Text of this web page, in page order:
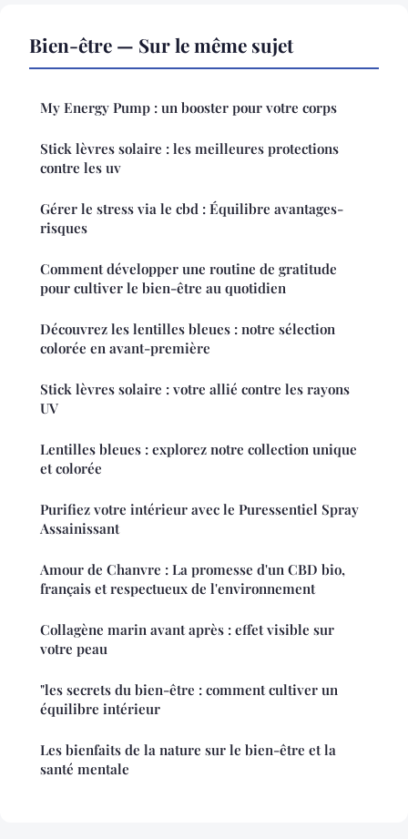
Bien-être — Sur le même sujet
My Energy Pump : un booster pour votre corps
Stick lèvres solaire : les meilleures protections
contre les uv
Gérer le stress via le cbd : Équilibre avantages-
risques
Comment développer une routine de gratitude
pour cultiver le bien-être au quotidien
Découvrez les lentilles bleues : notre sélection
colorée en avant-première
Stick lèvres solaire : votre allié contre les rayons
UV
Lentilles bleues : explorez notre collection unique
et colorée
Purifiez votre intérieur avec le Puressentiel Spray
Assainissant
Amour de Chanvre : La promesse d'un CBD bio,
français et respectueux de l'environnement
Collagène marin avant après : effet visible sur
votre peau
"les secrets du bien-être : comment cultiver un
équilibre intérieur
Les bienfaits de la nature sur le bien-être et la
santé mentale